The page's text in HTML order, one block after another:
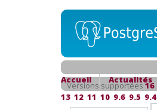
Accueil Actualités
Versions supportées16
13 12 11 10 9.6 9.5 9.4